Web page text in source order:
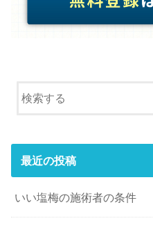
最近の投稿
いい塩梅の施術者の条件